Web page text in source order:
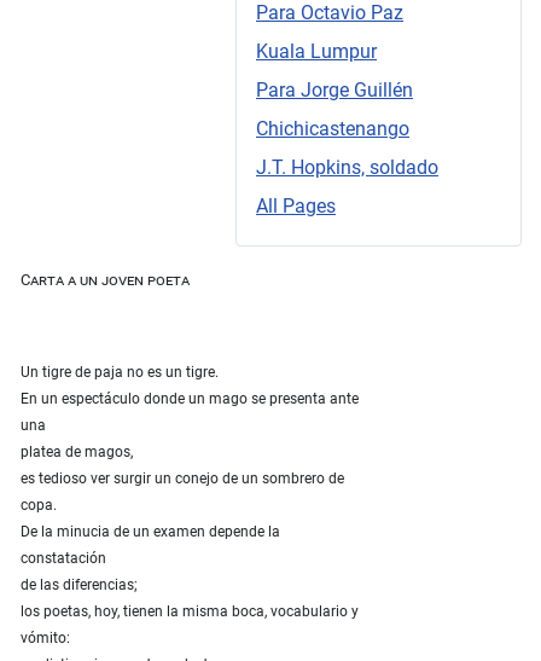
Para Octavio Paz
Kuala Lumpur
Para Jorge Guillén
Chichicastenango
J.T. Hopkins, soldado
All Pages
Carta a un joven poeta
Un tigre de paja no es un tigre.
En un espectáculo donde un mago se presenta ante
una
platea de magos,
es tedioso ver surgir un conejo de un sombrero de
copa.
De la minucia de un examen depende la
constatación
de las diferencias;
los poetas, hoy, tienen la misma boca, vocabulario y
vómito: